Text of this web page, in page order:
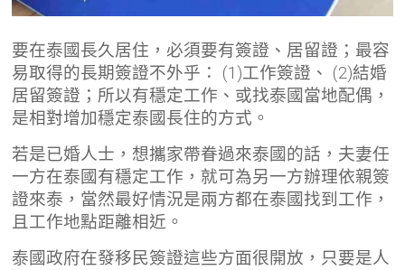
要在泰國長久居住，必須要有簽證、居留證；最容
易取得的長期簽證不外乎： (1)工作簽證、 (2)結婚
居留簽證；所以有穩定工作、或找泰國當地配偶，
是相對增加穩定泰國長住的方式。
若是已婚人士，想攜家帶眷過來泰國的話，夫妻任
一方在泰國有穩定工作，就可為另一方辦理依親簽
證來泰，當然最好情況是兩方都在泰國找到工作，
且工作地點距離相近。
泰國政府在發移民簽證這些方面很開放，只要是人